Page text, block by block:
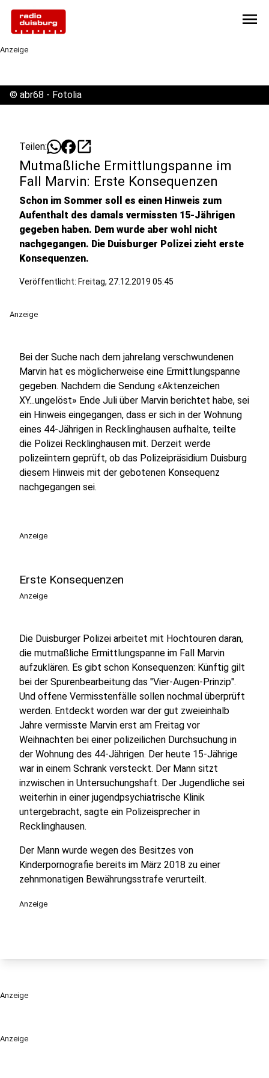
menu
Anzeige
Anzeige
© abr68 - Fotolia
Teilen: open_in_new
Mutmaßliche Ermittlungspanne im
Fall Marvin: Erste Konsequenzen
Schon im Sommer soll es einen Hinweis zum
Aufenthalt des damals vermissten 15-Jährigen
gegeben haben. Dem wurde aber wohl nicht
nachgegangen. Die Duisburger Polizei zieht erste
Konsequenzen.
Veröffentlicht: Freitag, 27.12.2019 05:45
Anzeige
Bei der Suche nach dem jahrelang verschwundenen
Marvin hat es möglicherweise eine Ermittlungspanne
gegeben. Nachdem die Sendung «Aktenzeichen
XY...ungelöst» Ende Juli über Marvin berichtet habe, sei
ein Hinweis eingegangen, dass er sich in der Wohnung
eines 44-Jährigen in Recklinghausen aufhalte, teilte
die Polizei Recklinghausen mit. Derzeit werde
polizeiintern geprüft, ob das Polizeipräsidium Duisburg
diesem Hinweis mit der gebotenen Konsequenz
nachgegangen sei.
Anzeige
Erste Konsequenzen
Anzeige
Die Duisburger Polizei arbeitet mit Hochtouren daran,
die mutmaßliche Ermittlungspanne im Fall Marvin
aufzuklären. Es gibt schon Konsequenzen: Künftig gilt
bei der Spurenbearbeitung das "Vier-Augen-Prinzip".
Und offene Vermisstenfälle sollen nochmal überprüft
werden. Entdeckt worden war der gut zweieinhalb
Jahre vermisste Marvin erst am Freitag vor
Weihnachten bei einer polizeilichen Durchsuchung in
der Wohnung des 44-Jährigen. Der heute 15-Jährige
war in einem Schrank versteckt. Der Mann sitzt
inzwischen in Untersuchungshaft. Der Jugendliche sei
weiterhin in einer jugendpsychiatrische Klinik
untergebracht, sagte ein Polizeisprecher in
Recklinghausen.
Der Mann wurde wegen des Besitzes von
Kinderpornografie bereits im März 2018 zu einer
zehnmonatigen Bewährungsstrafe verurteilt.
Anzeige
Anzeige